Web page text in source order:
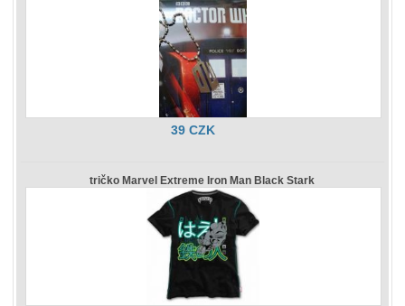
39 CZK
tričko Marvel Extreme Iron Man Black Stark